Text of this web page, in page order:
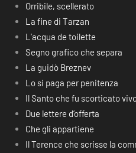
Orribile, scellerato
La fine di Tarzan
L’acqua de toilette
Segno grafico che separa
La guidò Breznev
Lo si paga per penitenza
Il Santo che fu scorticato
Due lettere d’offerta
Che gli appartiene
Il Terence che scrisse la